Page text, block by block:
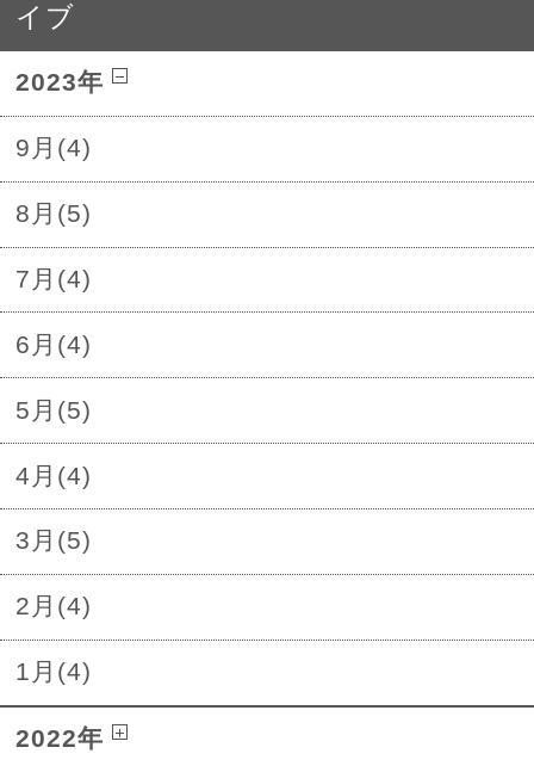
イブ
2023年
9月(4)
8月(5)
7月(4)
6月(4)
5月(5)
4月(4)
3月(5)
2月(4)
1月(4)
2022年